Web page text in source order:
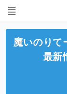
魔いのりて
最新